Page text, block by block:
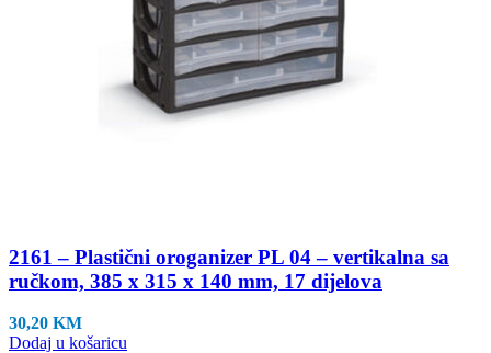
2161 – Plastični oroganizer PL 04 – vertikalna sa
ručkom, 385 x 315 x 140 mm, 17 dijelova
30,20 KM
Dodaj u košaricu